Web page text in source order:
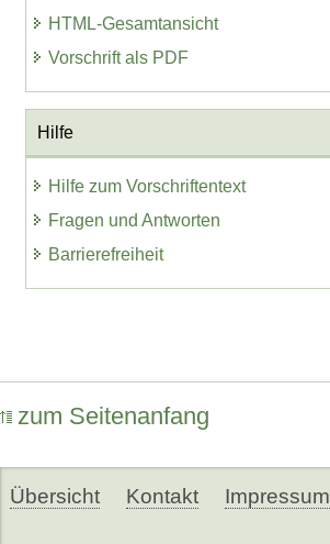
HTML-Gesamtansicht
Vorschrift als PDF
Hilfe
Hilfe zum Vorschriftentext
Fragen und Antworten
Barrierefreiheit
zum Seitenanfang
Übersicht Kontakt Impressum